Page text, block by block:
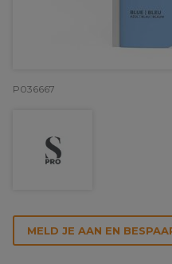
P036667
MELD JE AAN EN